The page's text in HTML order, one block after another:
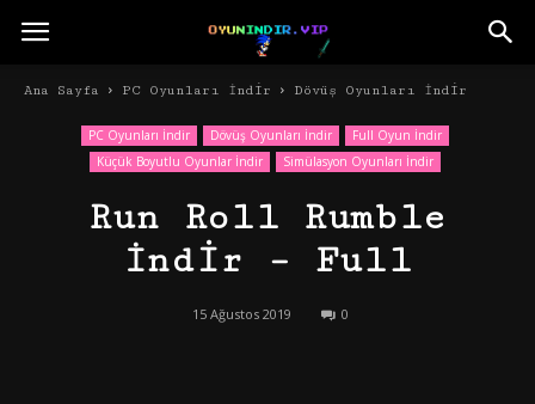
Ana Sayfa PC Oyunları İndir Dövüş Oyunları İndir
PC Oyunları İndir Dövüş Oyunları İndir
Full Oyun İndir
Küçük Boyutlu Oyunlar İndir
Simülasyon Oyunları İndir
Run Roll Rumble
İndir – Full
15 Ağustos 2019 0